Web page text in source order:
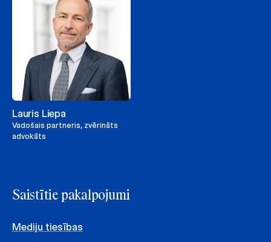
Lauris Liepa
Vadošais partneris, zvērināts
advokāts
Saistītie pakalpojumi
Mediju tiesības